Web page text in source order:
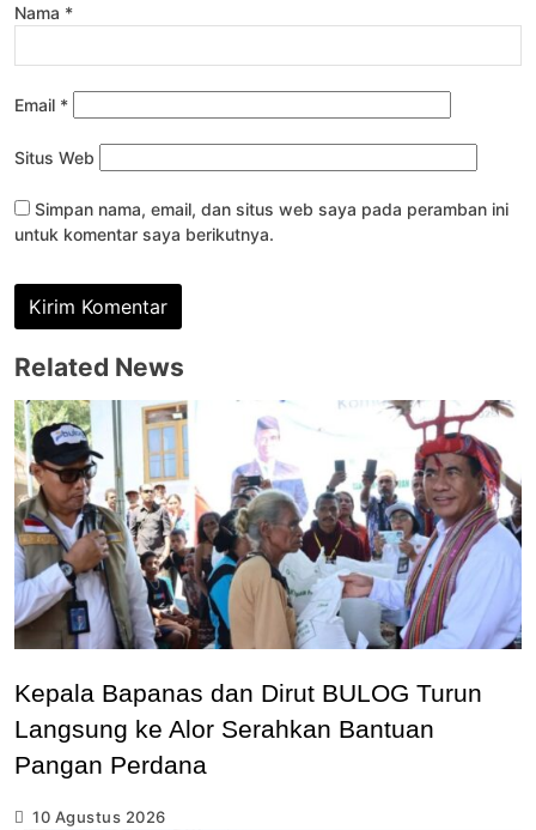
Nama *
Email *
Situs Web
Simpan nama, email, dan situs web saya pada peramban ini
untuk komentar saya berikutnya.
Related News
Kepala Bapanas dan Dirut BULOG Turun
Langsung ke Alor Serahkan Bantuan
Pangan Perdana
10 Agustus 2026